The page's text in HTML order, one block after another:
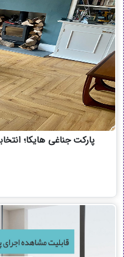
پارکت جناغی هایکا؛